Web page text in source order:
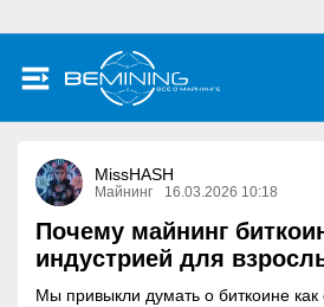
MissHASH
Майнинг 16.03.2026 10:18
Почему майнинг
индустрией для
Мы привыкли думать о биткоине как